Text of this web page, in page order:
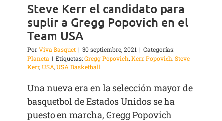
Steve Kerr el candidato para
suplir a Gregg Popovich en el
Team USA
PorViva Basquet | 30 septiembre, 2021 | Categorías:
Planeta | Etiquetas:Gregg Popovich,Kerr,Popovich,Steve
Kerr,USA,USA Basketball
Una nueva era en la selección mayor de
basquetbol de Estados Unidos se ha
puesto en marcha, Gregg Popovich